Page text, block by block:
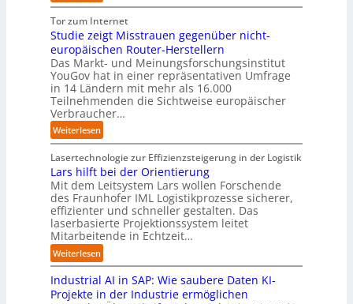
c
t
o
r
y
-
A
u
b
a
u
D
e
u
t
s
c
h
l
a
n
d
r
a
x
i
s
n
a
h
e
A
u
t
o
m
a
t
i
s
i
e
r
u
f
d
i
e
Z
u
k
u
f
t
d
e
r
I
n
d
u
s
t
s
t
e
m
T
e
a
m
t
r
i
t
I
n
d
u
s
t
r
a
l
U
n
i
v
e
r
s
a
l
u
o
a
t
i
o
n
.
O
r
g
Tor zum Internet
Studie zeigt Misstrauen gegenüber nicht-
europäischen Router-Herstellern
Das Markt- und Meinungsforschungsinstitut
YouGov hat in einer repräsentativen Umfrage
in 14 Ländern mit mehr als 16.000
Teilnehmenden die Sichtweise europäischer
Verbraucher…
Weiterlesen:
S
t
u
d
i
e
z
e
g
t
M
Lasertechnologie zur Effizienzsteigerung in der Logistik
Lars hilft bei der Orientierung
Mit dem Leitsystem Lars wollen Forschende
des Fraunhofer IML Logistikprozesse sicherer,
effizienter und schneller gestalten. Das
laserbasierte Projektionssystem leitet
Mitarbeitende in Echtzeit…
Weiterlesen:
L
a
r
Industrial AI in SAP: Wie saubere Daten KI-
Projekte in der Industrie ermöglichen